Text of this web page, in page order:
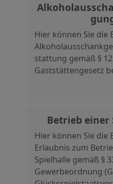
Hier können Sie die
stattung gemäß § 12
Gaststättengesetz
Betrieb einer
Hier können Sie die
Erlaubnis zum
Spielhalle gemäß §
Gewerbeordnung